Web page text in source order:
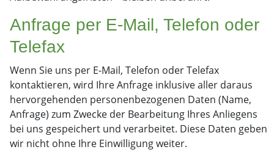
Anfrage per E-Mail, Telefon oder
Telefax
Wenn Sie uns per E-Mail, Telefon oder Telefax
kontaktieren, wird Ihre Anfrage inklusive aller daraus
hervorgehenden personenbezogenen Daten (Name,
Anfrage) zum Zwecke der Bearbeitung Ihres Anliegens
bei uns gespeichert und verarbeitet. Diese Daten geben
wir nicht ohne Ihre Einwilligung weiter.